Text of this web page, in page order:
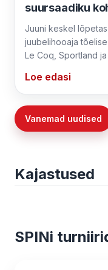
suursaadiku
Juuni keskel lõpetas
juubelihooaja
Le Coq, Sportland
Loe edasi
Vanemad uudised
Kajastused
SPINi